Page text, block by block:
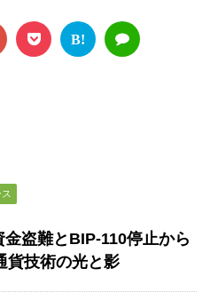
B!
盗難とBIP-110停止から
貨技術の光と影